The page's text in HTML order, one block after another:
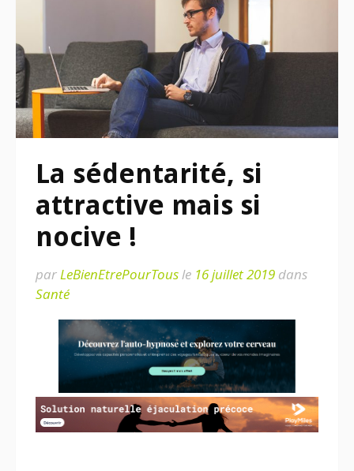
La sédentarité, si
attractive mais si
nocive !
parLeBienEtrePourTousle 16 juillet 2019 dans
Santé